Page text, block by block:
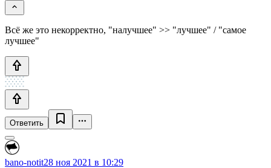
Всё же это некорректно, "налучшее" >> "лучшее" / "самое
лучшее"
Ответить
bano-notit28 ноя 2021 в 10:29